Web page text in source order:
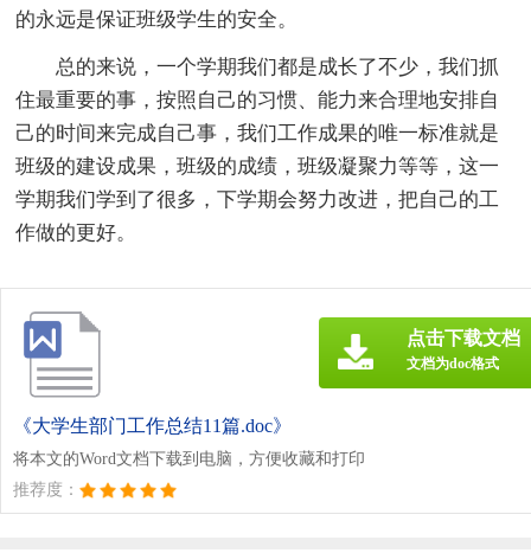
的永远是保证班级学生的安全。
总的来说，一个学期我们都是成长了不少，我们抓
住最重要的事，按照自己的习惯、能力来合理地安排自
己的时间来完成自己事，我们工作成果的唯一标准就是
班级的建设成果，班级的成绩，班级凝聚力等等，这一
学期我们学到了很多，下学期会努力改进，把自己的工
作做的更好。
《大学生部门工作总结11篇.doc》
将本文的Word文档下载到电脑，方便收藏和打印
推荐度：
点击下载文档
文档为doc格式